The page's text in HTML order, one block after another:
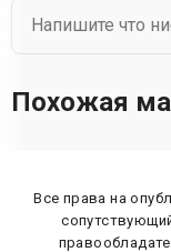
Похожая
Все права на